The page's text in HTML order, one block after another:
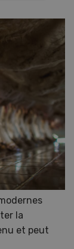
la
et peut